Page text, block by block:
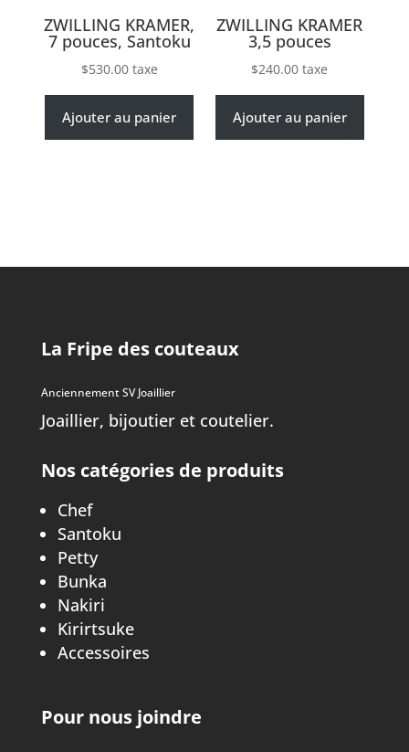
ZWILLING KRAMER,
7 pouces, Santoku
$530.00 taxe
Ajouter au panier
ZWILLING KRAMER
3,5 pouces
$240.00 taxe
Ajouter au panier
La Fripe des couteaux
Anciennement SV Joaillier
Joaillier, bijoutier et coutelier.
Nos catégories de produits
Chef
Santoku
Petty
Bunka
Nakiri
Kirirtsuke
Accessoires
Pour nous joindre